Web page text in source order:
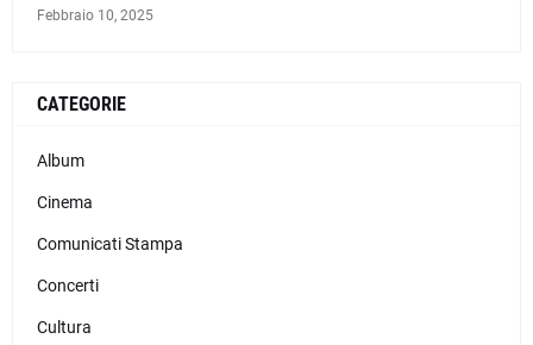
Febbraio 10, 2025
CATEGORIE
Album
Cinema
Comunicati Stampa
Concerti
Cultura